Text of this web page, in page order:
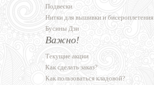
Подвески
Нитки для вышивки и бисероплетения
Бусины Дзи
Важно!
Текущие акции
Как сделать заказ?
Как пользоваться кладовой?